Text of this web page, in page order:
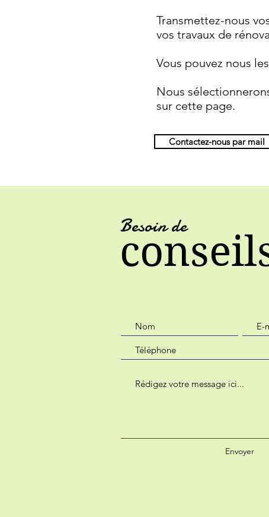
Transmettez-nous
vos travaux de
Vous pouvez nous
Nous
sur cette page.
Contactez-nous par mail
Besoin de
Envoyer